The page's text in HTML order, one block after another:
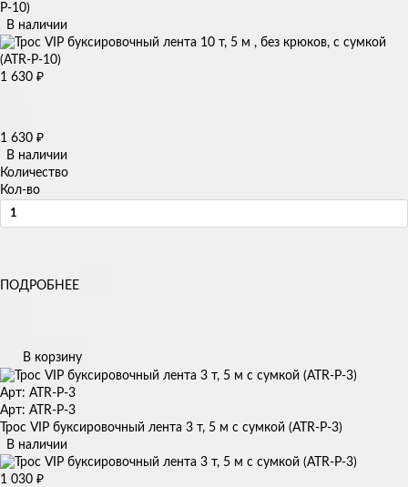
P-10)
В наличии
1 630 ₽
1 630 ₽
В наличии
Количество
Кол-во
ПОДРОБНЕЕ
В корзину
Арт: ATR-P-3
Арт: ATR-P-3
Трос VIP буксировочный лента 3 т, 5 м с сумкой (ATR-P-3)
В наличии
1 030 ₽